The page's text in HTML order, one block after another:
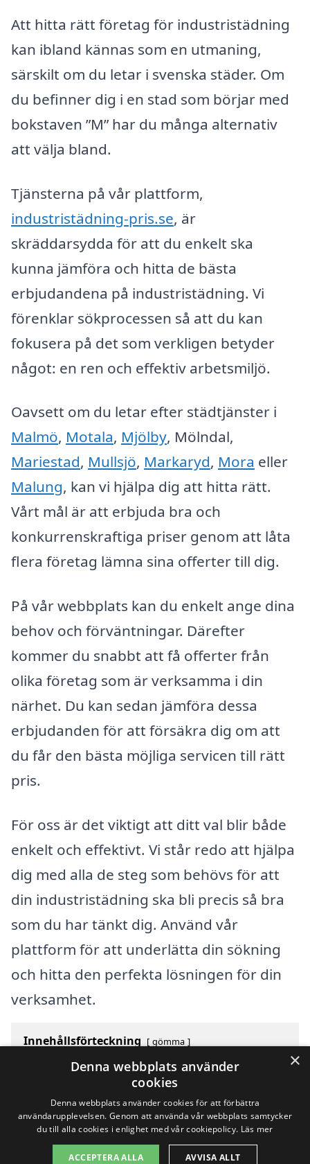
Att hitta rätt företag för industristädning
kan ibland kännas som en utmaning,
särskilt om du letar i svenska städer. Om
du befinner dig i en stad som börjar med
bokstaven ”M” har du många alternativ
att välja bland.
Tjänsterna på vår plattform,
industristädning-pris.se, är
skräddarsydda för att du enkelt ska
kunna jämföra och hitta de bästa
erbjudandena på industristädning. Vi
förenklar sökprocessen så att du kan
fokusera på det som verkligen betyder
något: en ren och effektiv arbetsmiljö.
Oavsett om du letar efter städtjänster i
Malmö, Motala, Mjölby, Mölndal,
Mariestad, Mullsjö, Markaryd, Mora eller
Malung, kan vi hjälpa dig att hitta rätt.
Vårt mål är att erbjuda bra och
konkurrenskraftiga priser genom att låta
flera företag lämna sina offerter till dig.
På vår webbplats kan du enkelt ange dina
behov och förväntningar. Därefter
kommer du snabbt att få offerter från
olika företag som är verksamma i din
närhet. Du kan sedan jämföra dessa
erbjudanden för att försäkra dig om att
du får den bästa möjliga servicen till rätt
pris.
För oss är det viktigt att ditt val blir både
enkelt och effektivt. Vi står redo att hjälpa
dig med alla de steg som behövs för att
din industristädning ska bli precis så bra
som du har tänkt dig. Använd vår
plattform för att underlätta din sökning
och hitta den perfekta lösningen för din
verksamhet.
Innehållsförteckning gömma
Översikt över svenska städer som börjar med M
Sök efter en skicklig industristädning i andra städer i
Copyright 2026 - Pilanto Aps
×
Denna webbplats använder
cookies
Denna webbplats använder cookies för att förbättra
användarupplevelsen. Genom att använda vår webbplats samtycker
du till alla cookies i enlighet med vår cookiepolicy. Läs mer
ACCEPTERA ALLA AVVISA ALLT